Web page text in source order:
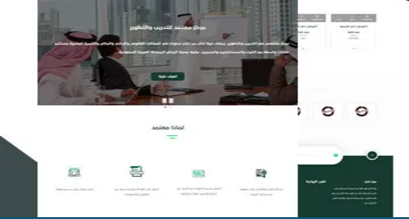
تصميم منصة معتمد للتدريب
التفاصيل